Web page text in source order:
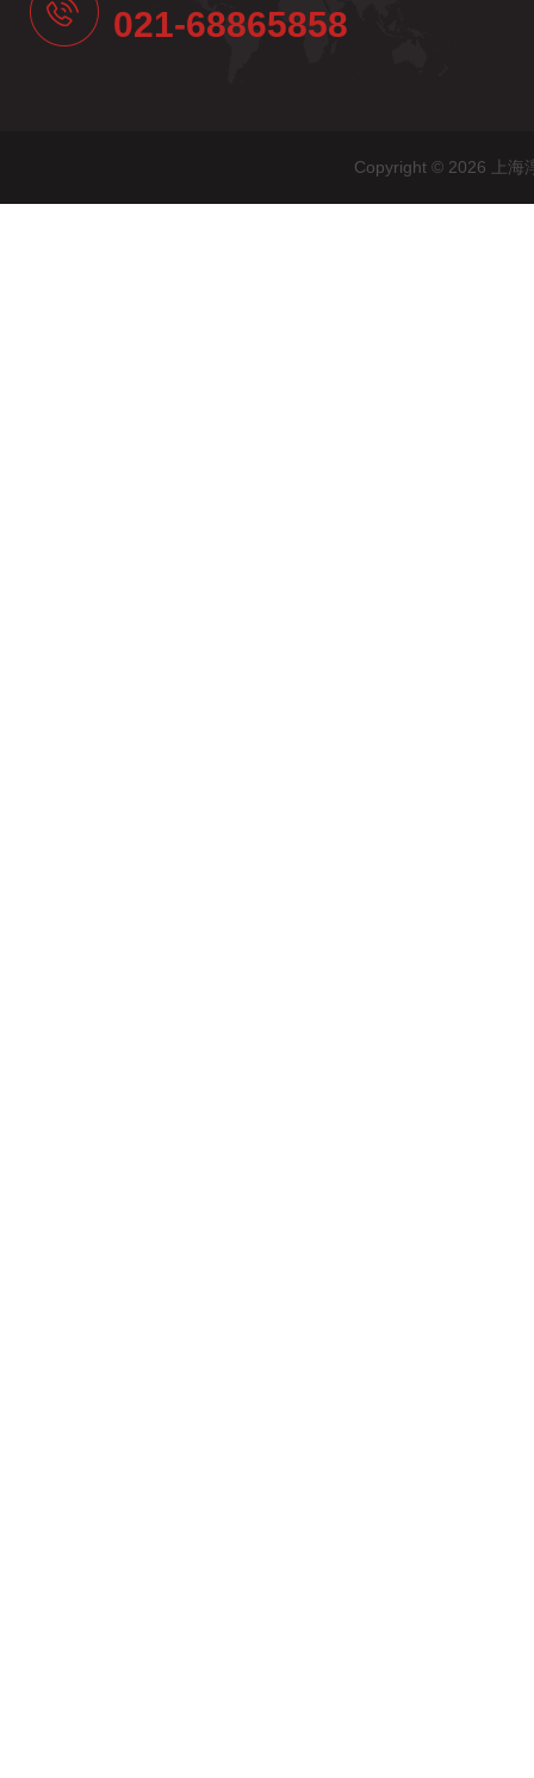
021-68865858
Copyright © 2026 上